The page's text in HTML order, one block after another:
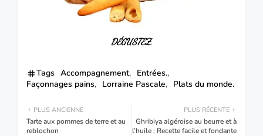
DÉGUSTEZ.
Tags Accompagnement
Entrées.
Façonnages pains
Lorraine Pascale Plats du monde.
PLUS RÉCENTE
Ghribiya algéroise au beurre et à
l’huile : Recette facile et fondante
PLUS ANCIENNE
Tarte aux pommes de terre et au
reblochon